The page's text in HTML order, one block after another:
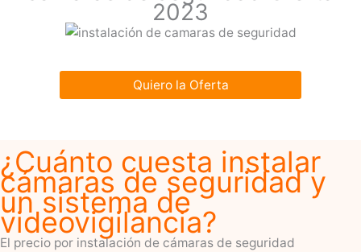
2023
Quiero la Oferta
¿Cuánto cuesta instalar
cámaras de seguridad y
un sistema de
videovigilancia?
El precio por instalación de cámaras de seguridad